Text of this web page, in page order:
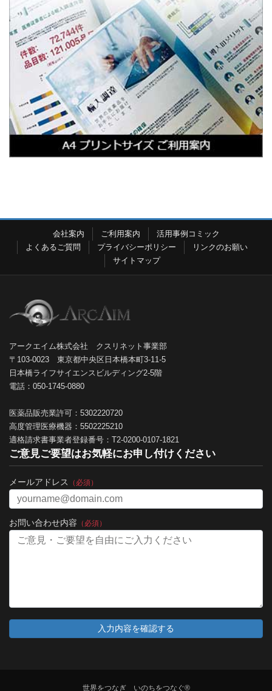
会社案内 ご利用案内
活用事例コミック
よくあるご質問
プライバシーポリシー
リンクのお願い
サイトマップ
アークエイム株式会社 クスリネット事業部
〒103-0023 東京都中央区日本橋本町3-11-5
日本橋ライフサイエンスビルディング2-5階
電話：050-1745-0880
医薬品販売業許可：5302220720
高度管理医療機器：5502225210
適格請求書事業者登録番号：T2-0200-0107-1821
ご意見ご要望はお気軽にお申し付けください
メールアドレス （必須）
お問い合わせ内容 （必須）
世界をつなぎ いのちをつなぐ®